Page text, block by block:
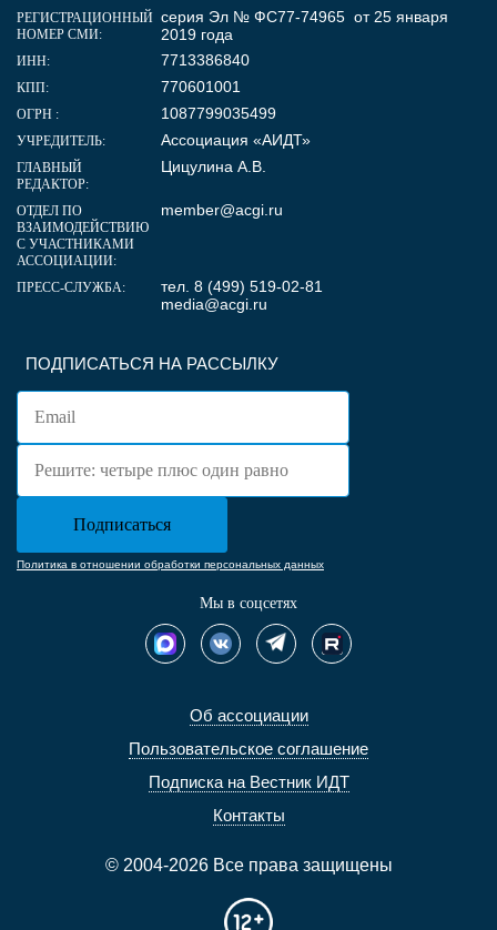
Об ассоциации
Пользовательское соглашение
Подписка на Вестник ИДТ
Контакты
© 2004-2026 Все права защищены
ПОДПИСАТЬСЯ НА РАССЫЛКУ
Политика в отношении обработки персональных данных
Мы в соцсетях
РЕГИСТРАЦИОННЫЙ
НОМЕР СМИ:
серия Эл № ФС77-74965 от 25 января
2019 года
ИНН: 7713386840
КПП: 770601001
ОГРН : 1087799035499
УЧРЕДИТЕЛЬ: Ассоциация «АИДТ»
ГЛАВНЫЙ
РЕДАКТОР:
Цицулина А.В.
ОТДЕЛ ПО
ВЗАИМОДЕЙСТВИЮ
С УЧАСТНИКАМИ
АССОЦИАЦИИ:
member@acgi.ru
ПРЕСС-СЛУЖБА:
тел. 8 (499) 519-02-81
media@acgi.ru